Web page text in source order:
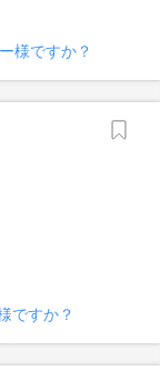
様ですか？
ですか？